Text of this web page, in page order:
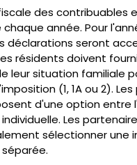
des contribuables
chaque année. Pour
déclarations seront
résidents doivent
leur situation familiale
(1, 1A ou 2).
d'une option entre
Les
sélectionner une